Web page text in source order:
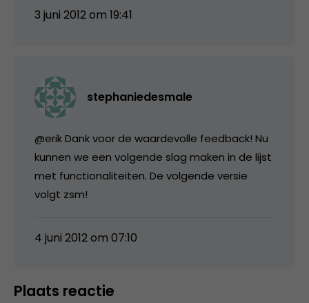
3 juni 2012 om 19:41
stephaniedesmale
@erik Dank voor de waardevolle feedback! Nu
kunnen we een volgende slag maken in de lijst
met functionaliteiten. De volgende versie
volgt zsm!
4 juni 2012 om 07:10
Plaats reactie